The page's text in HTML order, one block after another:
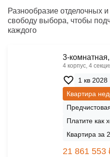
Разнообразие отделочных
свободу выбора, чтобы
каждого
3-
4 корпус, 4
1 кв 2028
Квартира
Платите как
Квартира за
21 861 553